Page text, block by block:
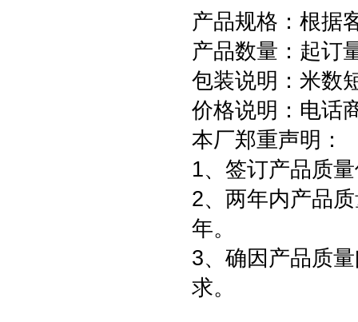
产品规格：根据
产品数量：起订
包装说明：米数
价格说明：电话
本厂郑重声明：
1、签订产品质
2、两年内产品
年。
3、确因产品质
求。